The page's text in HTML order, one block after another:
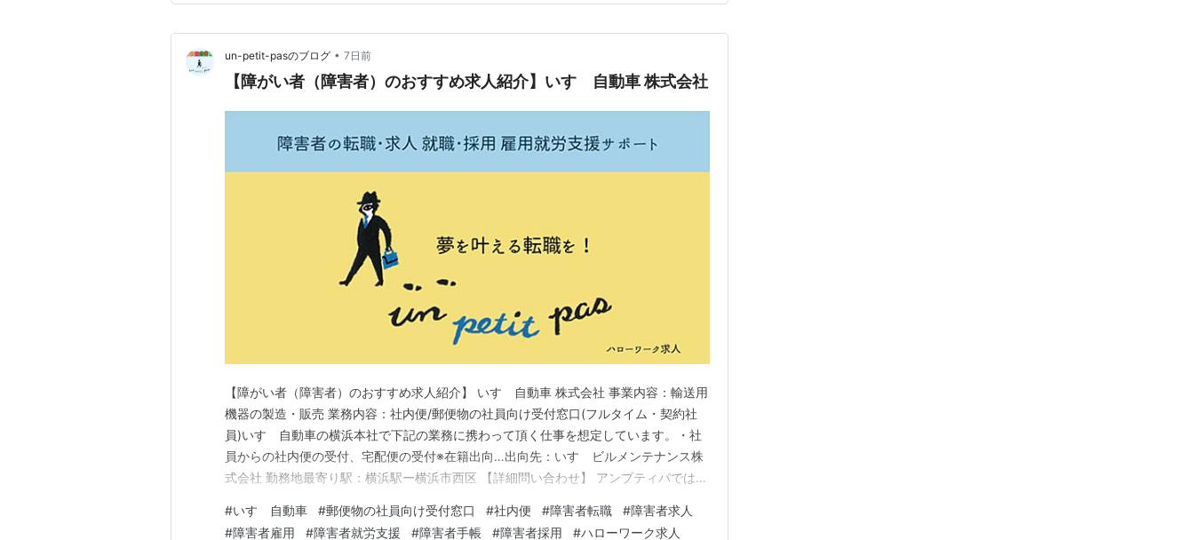
un-petit-pasのブログ • 7日前
【障がい者（障害者）のおすすめ求人紹介】いすゞ自動車 株式会社
【障がい者（障害者）のおすすめ求人紹介】 いすゞ自動車 株式会社 事業内容：輸送用
機器の製造・販売 業務内容：社内便/郵便物の社員向け受付窓口(フルタイム・契約社
員)いすゞ自動車の横浜本社で下記の業務に携わって頂く仕事を想定しています。・社
員からの社内便の受付、宅配便の受付※在籍出向…出向先：いすゞビルメンテナンス株
式会社 勤務地最寄り駅：横浜駅ー横浜市西区 【詳細問い合わせ】 アンプティパでは多
就職・転職に関するご相談をじっくり伺います。 面接準備、就職まで丁寧に支援させ
#いすゞ自動車 #郵便物の社員向け受付窓口 #社内便 #障害者転職 #障害者求人
#障害者雇用 #障害者就労支援 #障害者手帳 #障害者採用 #ハローワーク求人